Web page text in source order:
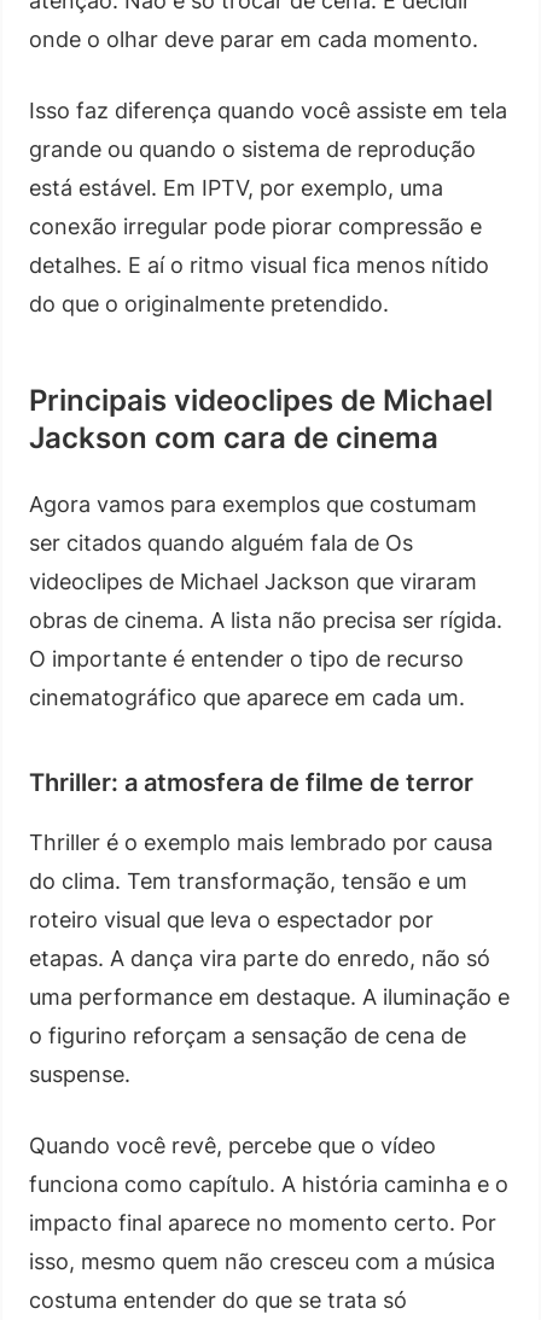
onde o olhar deve parar em cada momento.
Isso faz diferença quando você assiste em tela
grande ou quando o sistema de reprodução
está estável. Em IPTV, por exemplo, uma
conexão irregular pode piorar compressão e
detalhes. E aí o ritmo visual fica menos nítido
do que o originalmente pretendido.
Principais videoclipes de Michael
Jackson com cara de cinema
Agora vamos para exemplos que costumam
ser citados quando alguém fala de Os
videoclipes de Michael Jackson que viraram
obras de cinema. A lista não precisa ser rígida.
O importante é entender o tipo de recurso
cinematográfico que aparece em cada um.
Thriller: a atmosfera de filme de terror
Thriller é o exemplo mais lembrado por causa
do clima. Tem transformação, tensão e um
roteiro visual que leva o espectador por
etapas. A dança vira parte do enredo, não só
uma performance em destaque. A iluminação e
o figurino reforçam a sensação de cena de
suspense.
Quando você revê, percebe que o vídeo
funciona como capítulo. A história caminha e o
impacto final aparece no momento certo. Por
isso, mesmo quem não cresceu com a música
costuma entender do que se trata só